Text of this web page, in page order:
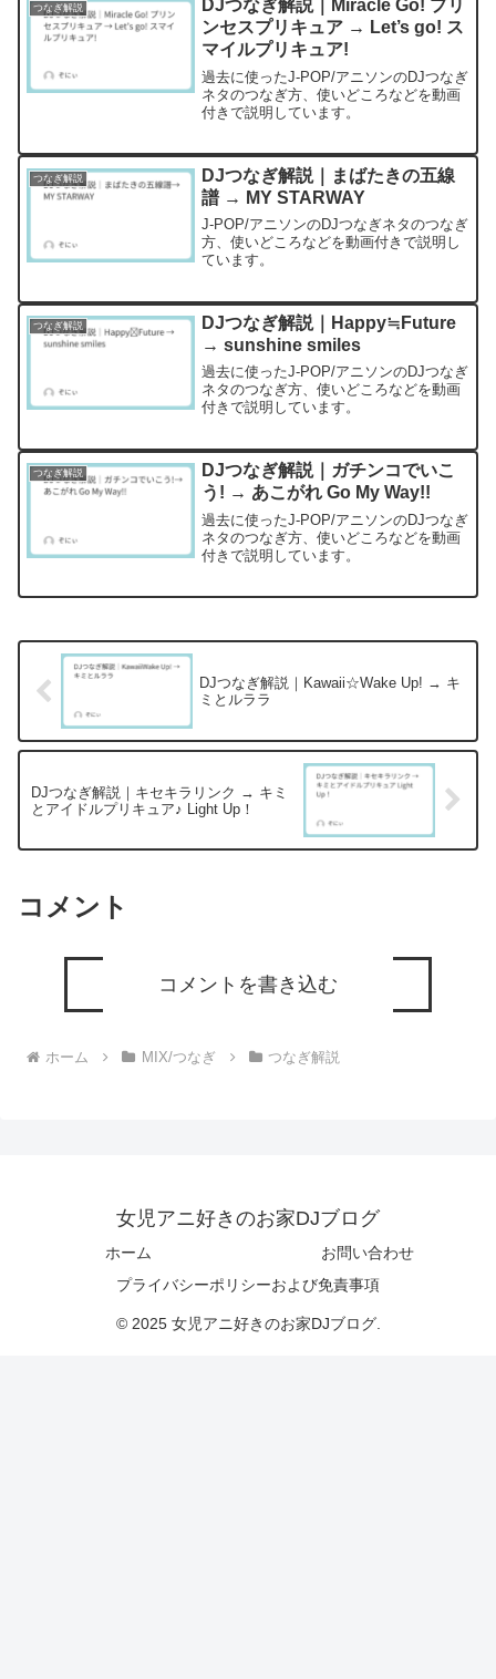
つなぎ解説
DJつなぎ解説｜Miracle Go! プリ
ンセスプリキュア → Let’s go! ス
マイルプリキュア!
過去に使ったJ-POP/アニソンのDJつなぎ
ネタのつなぎ方、使いどころなどを動画
付きで説明しています。
つなぎ解説
DJつなぎ解説｜まばたきの五線
譜 → MY STARWAY
J-POP/アニソンのDJつなぎネタのつなぎ
方、使いどころなどを動画付きで説明し
ています。
つなぎ解説
DJつなぎ解説｜Happy≒Future
→ sunshine smiles
過去に使ったJ-POP/アニソンのDJつなぎ
ネタのつなぎ方、使いどころなどを動画
付きで説明しています。
つなぎ解説
DJつなぎ解説｜ガチンコでいこ
う! → あこがれ Go My Way!!
過去に使ったJ-POP/アニソンのDJつなぎ
ネタのつなぎ方、使いどころなどを動画
付きで説明しています。
DJつなぎ解説｜Kawaii☆Wake Up! → キ
ミとルララ
DJつなぎ解説｜キセキラリンク → キミ
とアイドルプリキュア♪ Light Up！
コメント
コメントを書き込む
ホーム MIX/つなぎ つなぎ解説
女児アニ好きのお家DJブログ
ホーム
お問い合わせ
プライバシーポリシーおよび免責事項
© 2025 女児アニ好きのお家DJブログ.